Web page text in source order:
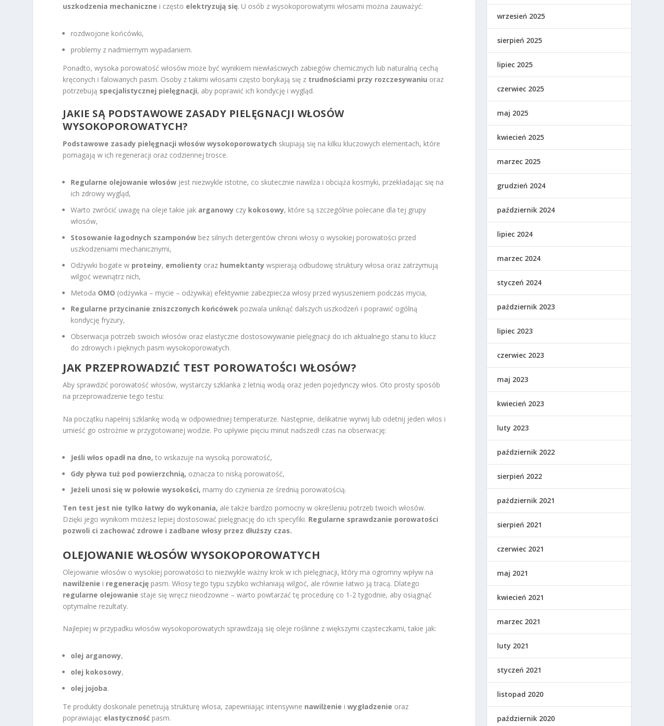
uszkodzenia mechaniczne i często elektryzują się. U osób z wysokoporowatymi włosami można zauważyć:
rozdwojone końcówki,
problemy z nadmiernym wypadaniem.
Ponadto, wysoka porowatość włosów może być wynikiem niewłaściwych zabiegów chemicznych lub naturalną cechą
kręconych i falowanych pasm. Osoby z takimi włosami często borykają się z trudnościami przy rozczesywaniu oraz
potrzebują specjalistycznej pielęgnacji, aby poprawić ich kondycję i wygląd.
JAKIE SĄ PODSTAWOWE ZASADY PIELĘGNACJI WŁOSÓW
WYSOKOPOROWATYCH?
Podstawowe zasady pielęgnacji włosów wysokoporowatych skupiają się na kilku kluczowych elementach, które
pomagają w ich regeneracji oraz codziennej trosce.
Regularne olejowanie włosów jest niezwykle istotne, co skutecznie nawilża i obciąża kosmyki, przekładając się na
ich zdrowy wygląd,
Warto zwrócić uwagę na oleje takie jak arganowy czy kokosowy, które są szczególnie polecane dla tej grupy
włosów,
Stosowanie łagodnych szamponów bez silnych detergentów chroni włosy o wysokiej porowatości przed
uszkodzeniami mechanicznymi,
Odżywki bogate w proteiny, emolienty oraz humektanty wspierają odbudowę struktury włosa oraz zatrzymują
wilgoć wewnątrz nich,
Metoda OMO (odżywka – mycie – odżywka) efektywnie zabezpiecza włosy przed wysuszeniem podczas mycia,
Regularne przycinanie zniszczonych końcówek pozwala uniknąć dalszych uszkodzeń i poprawić ogólną
kondycję fryzury,
Obserwacja potrzeb swoich włosów oraz elastyczne dostosowywanie pielęgnacji do ich aktualnego stanu to klucz
do zdrowych i pięknych pasm wysokoporowatych.
JAK PRZEPROWADZIĆ TEST POROWATOŚCI WŁOSÓW?
Aby sprawdzić porowatość włosów, wystarczy szklanka z letnią wodą oraz jeden pojedynczy włos. Oto prosty sposób
na przeprowadzenie tego testu:
Na początku napełnij szklankę wodą w odpowiedniej temperaturze. Następnie, delikatnie wyrwij lub odetnij jeden włos i
umieść go ostrożnie w przygotowanej wodzie. Po upływie pięciu minut nadszedł czas na obserwację:
Jeśli włos opadł na dno, to wskazuje na wysoką porowatość,
Gdy pływa tuż pod powierzchnią, oznacza to niską porowatość,
Jeżeli unosi się w połowie wysokości, mamy do czynienia ze średnią porowatością.
Ten test jest nie tylko łatwy do wykonania, ale także bardzo pomocny w określeniu potrzeb twoich włosów.
Dzięki jego wynikom możesz lepiej dostosować pielęgnację do ich specyfiki. Regularne sprawdzanie porowatości
pozwoli ci zachować zdrowe i zadbane włosy przez dłuższy czas.
OLEJOWANIE WŁOSÓW WYSOKOPOROWATYCH
Olejowanie włosów o wysokiej porowatości to niezwykle ważny krok w ich pielęgnacji, który ma ogromny wpływ na
nawilżenie i regenerację pasm. Włosy tego typu szybko wchłaniają wilgoć, ale równie łatwo ją tracą. Dlatego
regularne olejowanie staje się wręcz nieodzowne – warto powtarzać tę procedurę co 1-2 tygodnie, aby osiągnąć
optymalne rezultaty.
Najlepiej w przypadku włosów wysokoporowatych sprawdzają się oleje roślinne z większymi cząsteczkami, takie jak:
olej arganowy,
olej kokosowy,
olej jojoba.
Te produkty doskonale penetrują strukturę włosa, zapewniając intensywne nawilżenie iwygładzenie oraz
poprawiając elastyczność pasm.
wrzesień 2025
sierpień 2025
lipiec 2025
czerwiec 2025
maj 2025
kwiecień 2025
marzec 2025
grudzień 2024
październik 2024
lipiec 2024
marzec 2024
styczeń 2024
październik 2023
lipiec 2023
czerwiec 2023
maj 2023
kwiecień 2023
luty 2023
październik 2022
sierpień 2022
październik 2021
sierpień 2021
czerwiec 2021
maj 2021
kwiecień 2021
marzec 2021
luty 2021
styczeń 2021
listopad 2020
październik 2020